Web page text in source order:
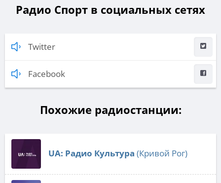
Радио Спорт в социальных сетях
Twitter
Facebook
Похожие радиостанции:
UA: Радио Культура (Кривой Рог)